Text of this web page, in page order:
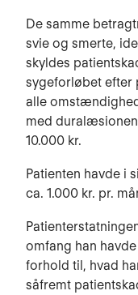
De samme
svie og smerte,
skyldes
sygeforløbet efter
alle
med
10.000 kr.
Patienten havde i
ca. 1.000 kr. pr.
omfang han
forhold til, hvad
såfremt